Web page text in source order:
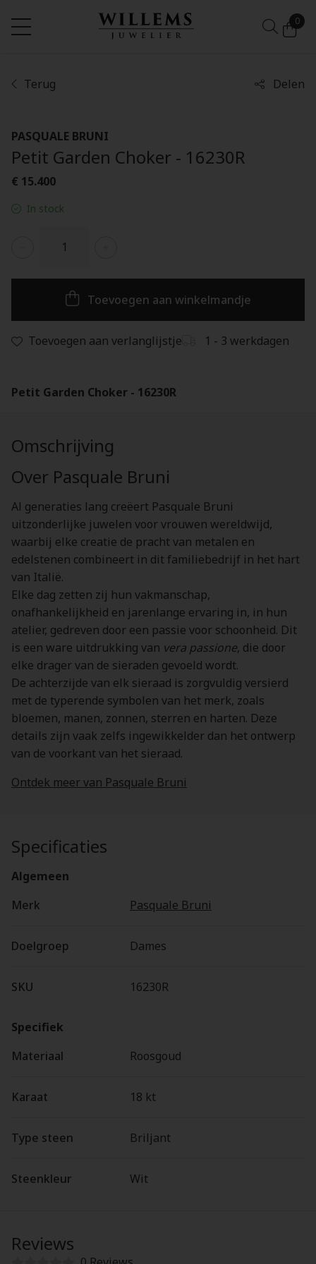
0
Terug Delen
PASQUALE BRUNI
Petit Garden Choker - 16230R
€ 15.400
In stock
Toevoegen aan winkelmandje
Toevoegen aan verlanglijstje 1 - 3 werkdagen
Petit Garden Choker - 16230R
Omschrijving
Over Pasquale Bruni
Al generaties lang creëert Pasquale Bruni
uitzonderlijke juwelen voor vrouwen wereldwijd,
waarbij elke creatie de pracht van metalen en
edelstenen combineert in dit familiebedrijf in het hart
van Italië.
Elke dag zetten zij hun vakmanschap,
onafhankelijkheid en jarenlange ervaring in, in hun
atelier, gedreven door een passie voor schoonheid. Dit
is een ware uitdrukking van vera passione, die door
elke drager van de sieraden gevoeld wordt.
De achterzijde van elk sieraad is zorgvuldig versierd
met de typerende symbolen van het merk, zoals
bloemen, manen, zonnen, sterren en harten. Deze
details zijn vaak zelfs ingewikkelder dan het ontwerp
van de voorkant van het sieraad.
Ontdek meer van Pasquale Bruni
Specificaties
Algemeen
Merk
Pasquale Bruni
Doelgroep Dames
SKU 16230R
Specifiek
Materiaal
Roosgoud
Karaat 18 kt
Type steen Briljant
Steenkleur Wit
Reviews